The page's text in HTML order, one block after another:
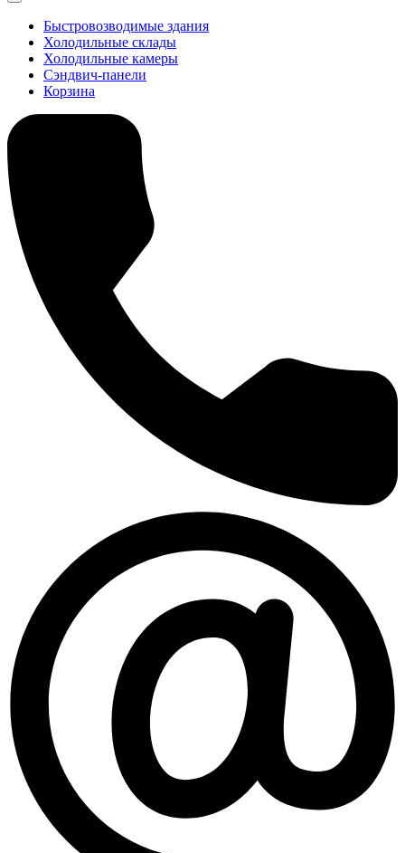
Быстровозводимые здания
Холодильные склады
Холодильные камеры
Сэндвич-панели
Корзина